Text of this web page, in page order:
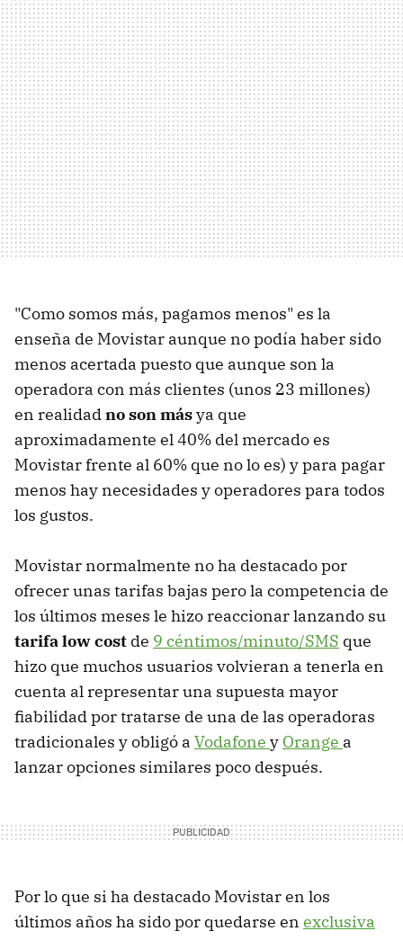
"Como somos más, pagamos menos" es la
enseña de Movistar aunque no podía haber sido
menos acertada puesto que aunque son la
operadora con más clientes (unos 23 millones)
en realidadno son másya que
aproximadamente el 40% del mercado es
Movistar frente al 60% que no lo es) y para pagar
menos hay necesidades y operadores para todos
los gustos.
Movistar normalmente no ha destacado por
ofrecer unas tarifas bajas pero la competencia de
los últimos meses le hizo reaccionar lanzando su
tarifa low cost de 9 céntimos/minuto/SMS que
hizo que muchos usuarios volvieran a tenerla en
cuenta al representar una supuesta mayor
fiabilidad por tratarse de una de las operadoras
tradicionales y obligó a Vodafone y Orange a
lanzar opciones similares poco después.
Por lo que si ha destacado Movistar en los
últimos años ha sido por quedarse en exclusiva